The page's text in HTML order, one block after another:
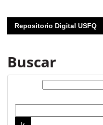
Repositorio Digital USFQ
Buscar